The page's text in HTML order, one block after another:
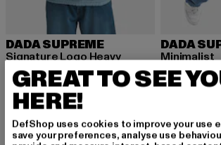
DADA SUPREME
Signature Logo Heavy
38,49 EUR
Derzeitiger Preis: 38,49 EUR
69,99 EURAktionspreis: 69,99 EUR
DADA
Minimalist
47,99 EUR
Derzeitiger
-40% -40%
GREAT TO SEE
HERE!
DefShop uses cookies to improve your use
save your preferences, analyse use